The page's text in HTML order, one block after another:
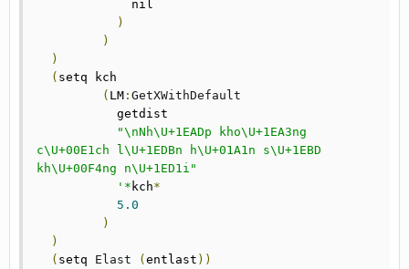
)
)
)
( setq	kch
( LM : GetXWithDefault
"\nNh\U+1EADp kho\U+1EA3ng
c\U+00E1ch l\U+1EDBn h\U+01A1n s\U+1EBD
kh\U+00F4ng n\U+1ED1i"
'* kch*
5.0
)
)
( setq Elast ( entlast ))